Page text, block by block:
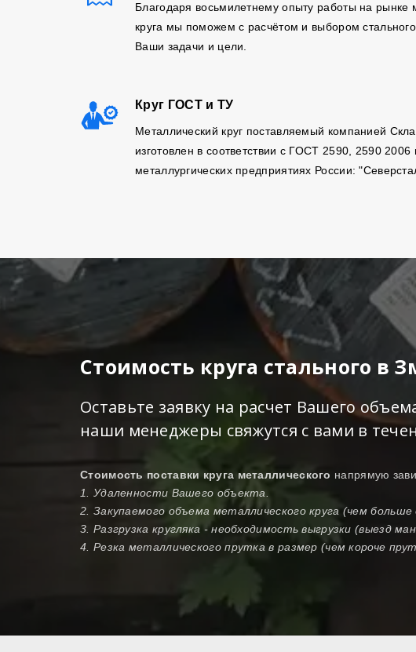
Благодаря восьмилетнему опыту работы на рынке
круга мы поможем с расчётом и выбором стального
Ваши задачи и цели.
Круг ГОСТ и ТУ
Металлический круг поставляемый компанией
изготовлен в соответствии с ГОСТ 2590, 2590
металлургических предприятиях России:
Стоимость круга стального в
Оставьте заявку на расчет Вашего
наши менеджеры свяжутся с вами в
Стоимость поставки круга металлического напрямую
1. Удаленности Вашего объекта.
2. Закупаемого объема металлического круга (чем
3. Разгрузка кругляка - необходимость выгрузки (выезд
4. Резка металлического прутка в размер (чем короче